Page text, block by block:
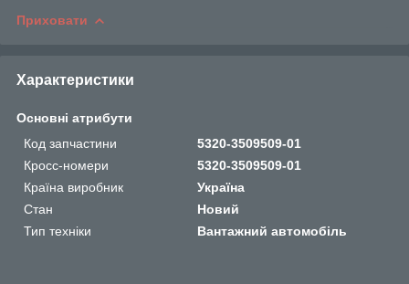
Приховати
Характеристики
Основні атрибути
Код запчастини
5320-3509509-01
Кросс-номери
5320-3509509-01
Країна виробник
Україна
Стан
Новий
Тип техніки
Вантажний автомобіль